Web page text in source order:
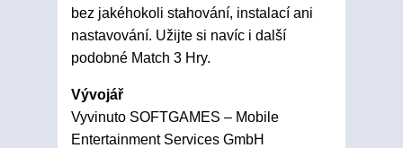
bez jakéhokoli stahování, instalací ani
nastavování. Užijte si navíc i další
podobné Match 3 Hry.
Vývojář
Vyvinuto SOFTGAMES – Mobile
Entertainment Services GmbH